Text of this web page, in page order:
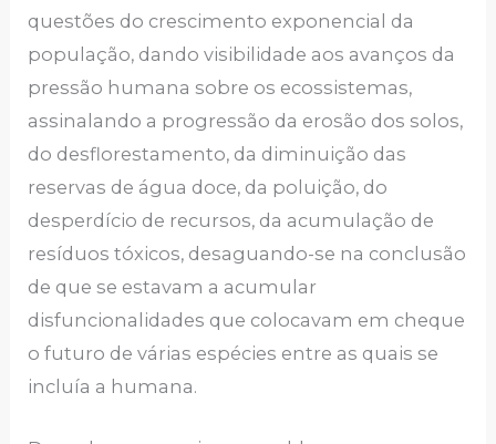
questões do crescimento exponencial da
população, dando visibilidade aos avanços da
pressão humana sobre os ecossistemas,
assinalando a progressão da erosão dos solos,
do desflorestamento, da diminuição das
reservas de água doce, da poluição, do
desperdício de recursos, da acumulação de
resíduos tóxicos, desaguando-se na conclusão
de que se estavam a acumular
disfuncionalidades que colocavam em cheque
o futuro de várias espécies entre as quais se
incluía a humana.